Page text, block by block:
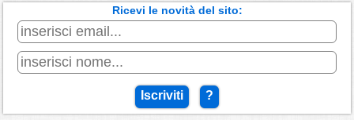
Ricevi le novità del sito:
Iscriviti ?